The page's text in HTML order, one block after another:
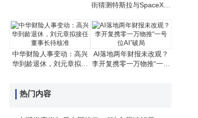
街猜测特斯拉与SpaceX将
中华财险人事变动：高兴
华到龄退休，刘元章拟接
AI落地两年财报未改观？
李开复携零一万物推“一号
热门内容